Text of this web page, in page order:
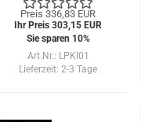
Preis 336,83 EUR
Ihr Preis 303,15 EUR
Sie sparen 10%
Art.Nr.: LPKI01
Lieferzeit: 2-3 Tage